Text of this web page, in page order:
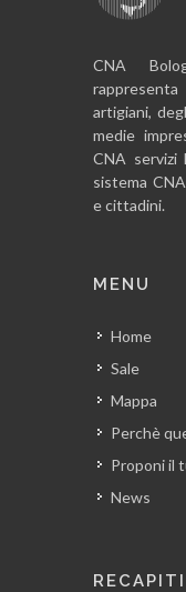
CNA
artigiani,
medie
CNA servizi
sistema
e cittadini.
MENU
Home
Sale
Mappa
Perchè
Proponi il
News
RECAPITI